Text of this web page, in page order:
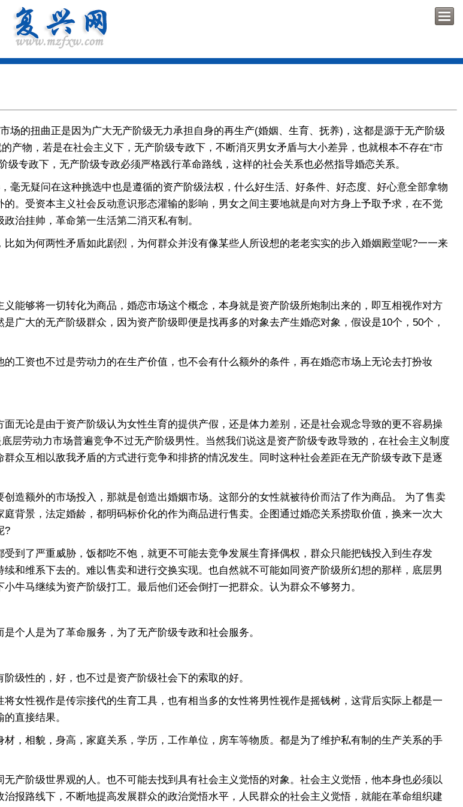
的扭曲正是因为广大无产阶级无力承担自身的再生产(婚姻、生育、抚养)，这都是源于无产阶级
产物，若是在社会主义下，无产阶级专政下，不断消灭男女矛盾与大小差异，也就根本不存在“市
专政下，无产阶级专政必须严格践行革命路线，这样的社会关系也必然指导婚恋关系。
无疑问在这种挑选中也是遵循的资产阶级法权，什么好生活、好条件、好态度、好心意全部拿物
。受资本主义社会反动意识形态灌输的影响，男女之间主要地就是向对方身上予取予求，在不觉
治挂帅，革命第一生活第二消灭私有制。
为何两性矛盾如此剧烈，为何群众并没有像某些人所设想的老老实实的步入婚姻殿堂呢?一一来
够将一切转化为商品，婚恋市场这个概念，本身就是资产阶级所炮制出来的，即互相视作对方
广大的无产阶级群众，因为资产阶级即便是找再多的对象去产生婚恋对象，假设是10个，50个，
资也不过是劳动力的在生产价值，也不会有什么额外的条件，再在婚恋市场上无论去打扮妆
论是由于资产阶级认为女性生育的提供产假，还是体力差别，还是社会观念导致的更不容易操
层劳动力市场普遍竞争不过无产阶级男性。当然我们说这是资产阶级专政导致的，在社会主义制度
众互相以敌我矛盾的方式进行竞争和排挤的情况发生。同时这种社会差距在无产阶级专政下是逐
额外的市场投入，那就是创造出婚姻市场。这部分的女性就被待价而沽了作为商品。 为了售卖
背景，法定婚龄，都明码标价化的作为商品进行售卖。企图通过婚恋关系捞取价值，换来一次大
?
了严重威胁，饭都吃不饱，就更不可能去竞争发展生育择偶权，群众只能把钱投入到生存发
和维系下去的。难以售卖和进行交换实现。也自然就不可能如同资产阶级所幻想的那样，底层男
牛马继续为资产阶级打工。最后他们还会倒打一把群众。认为群众不够努力。
人是为了革命服务，为了无产阶级专政和社会服务。
性的，好，也不过是资产阶级社会下的索取的好。
性视作是传宗接代的生育工具，也有相当多的女性将男性视作是摇钱树，这背后实际上都是一
直接结果。
相貌，身高，家庭关系，学历，工作单位，房车等物质。都是为了维护私有制的生产关系的手
阶级世界观的人。也不可能去找到具有社会主义觉悟的对象。社会主义觉悟，他本身也必须以
报路线下，不断地提高发展群众的政治觉悟水平，人民群众的社会主义觉悟，就能在革命组织建